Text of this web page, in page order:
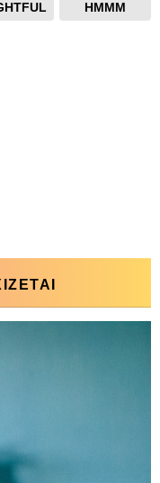
HMMM